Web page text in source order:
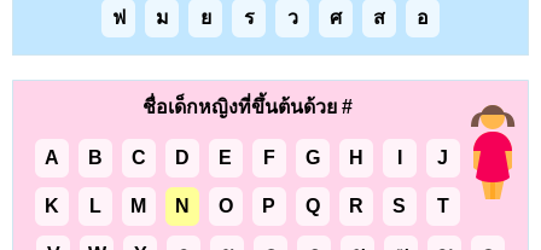
ฟ ม ย ร ว ศ ส อ
ชื่อเด็กหญิงที่ขึ้นต้นด้วย #
A B C D E F G H J
K L M N O P Q R S T